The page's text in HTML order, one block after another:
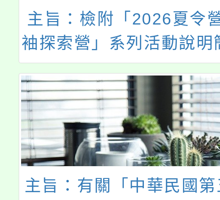
主旨：檢附「2026夏令
袖探索營」系列活動說明
懇請惠予公告並鼓勵貴
報名參加。
主旨：有關「中華民國